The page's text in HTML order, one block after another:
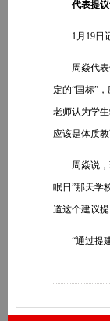
代表提
1月19日记
周焱代表告
定的“国标”
老师认为学
应该是体质
周焱说，现
眠日”那天学
道这个建议
“通过提建